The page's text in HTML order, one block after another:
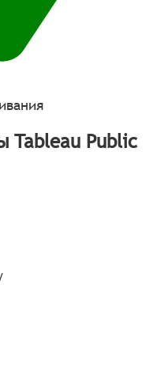
Tableau Public